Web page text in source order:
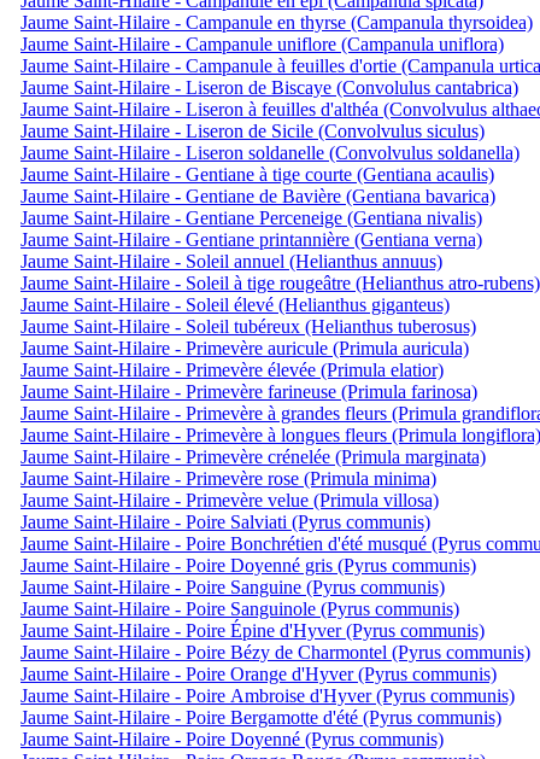
Jaume Saint-Hilaire - Campanule en thyrse (Campanula thyrsoidea)
Jaume Saint-Hilaire - Campanule uniflore (Campanula uniflora)
Jaume Saint-Hilaire - Campanule à feuilles d'ortie (Campanula
Jaume Saint-Hilaire - Liseron de Biscaye (Convolulus cantabrica)
Jaume Saint-Hilaire - Liseron à feuilles d'althéa (Convolvulus
Jaume Saint-Hilaire - Liseron de Sicile (Convolvulus siculus)
Jaume Saint-Hilaire - Liseron soldanelle (Convolvulus soldanella)
Jaume Saint-Hilaire - Gentiane à tige courte (Gentiana acaulis)
Jaume Saint-Hilaire - Gentiane de Bavière (Gentiana bavarica)
Jaume Saint-Hilaire - Gentiane Perceneige (Gentiana nivalis)
Jaume Saint-Hilaire - Gentiane printannière (Gentiana verna)
Jaume Saint-Hilaire - Soleil annuel (Helianthus annuus)
Jaume Saint-Hilaire - Soleil à tige rougeâtre (Helianthus atro-rubens)
Jaume Saint-Hilaire - Soleil élevé (Helianthus giganteus)
Jaume Saint-Hilaire - Soleil tubéreux (Helianthus tuberosus)
Jaume Saint-Hilaire - Primevère auricule (Primula auricula)
Jaume Saint-Hilaire - Primevère élevée (Primula elatior)
Jaume Saint-Hilaire - Primevère farineuse (Primula farinosa)
Jaume Saint-Hilaire - Primevère à grandes fleurs (Primula
Jaume Saint-Hilaire - Primevère à longues fleurs (Primula longiflora)
Jaume Saint-Hilaire - Primevère crénelée (Primula marginata)
Jaume Saint-Hilaire - Primevère rose (Primula minima)
Jaume Saint-Hilaire - Primevère velue (Primula villosa)
Jaume Saint-Hilaire - Poire Salviati (Pyrus communis)
Jaume Saint-Hilaire - Poire Bonchrétien d'été musqué (Pyrus
Jaume Saint-Hilaire - Poire Doyenné gris (Pyrus communis)
Jaume Saint-Hilaire - Poire Sanguine (Pyrus communis)
Jaume Saint-Hilaire - Poire Sanguinole (Pyrus communis)
Jaume Saint-Hilaire - Poire Épine d'Hyver (Pyrus communis)
Jaume Saint-Hilaire - Poire Bézy de Charmontel (Pyrus communis)
Jaume Saint-Hilaire - Poire Orange d'Hyver (Pyrus communis)
Jaume Saint-Hilaire - Poire Ambroise d'Hyver (Pyrus communis)
Jaume Saint-Hilaire - Poire Bergamotte d'été (Pyrus communis)
Jaume Saint-Hilaire - Poire Doyenné (Pyrus communis)